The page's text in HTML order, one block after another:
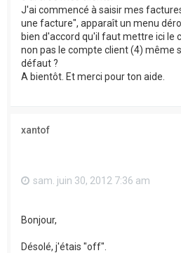
J'ai commencé à saisir mes
une facture", apparaît un menu
bien d'accord qu'il faut mettre ici le
non pas le compte client (4) même
défaut ?
A bientôt. Et merci pour ton aide.
xantof
sam. juin 30, 2012 7:36 am
Bonjour,
Désolé, j'étais "off".